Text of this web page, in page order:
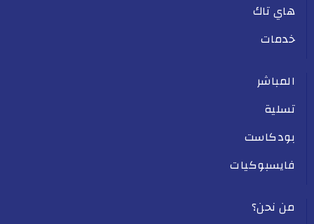
هاي تاك
خدمات
المباشر
تسلية
بودكاست
فايسبوكيات
من نحن؟